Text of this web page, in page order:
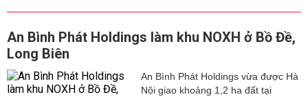
An Bình Phát Holdings làm khu NOXH ở Bồ Đề,
Long Biên
An Bình Phát Holdings vừa được Hà
Nội giao khoảng 1,2 ha đất tại